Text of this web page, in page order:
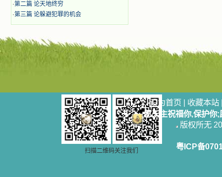
·第二篇 论天地终穷
·第三篇 论躲避犯罪的机会
扫描二维码关注我们
设为首页 | 收藏本站
愿天主祝福你,保护你
版权所无
粤ICP备